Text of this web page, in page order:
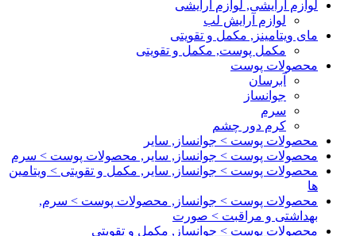
لوازم آرایشی, لوازم آرایشی
لوازم آرایش لب
مای ویتامینز, مکمل و تقویتی
مکمل پوست, مکمل و تقویتی
محصولات پوست
آبرسان
جوانساز
سرم
کرم دور چشم
محصولات پوست > جوانساز, سایر
محصولات پوست > جوانساز, سایر, محصولات پوست > سرم
محصولات پوست > جوانساز, سایر, مکمل و تقویتی > ویتامین
ها
محصولات پوست > جوانساز, محصولات پوست > سرم,
بهداشتی و مراقبت > صورت
محصولات پوست > جوانساز, مکمل و تقویتی